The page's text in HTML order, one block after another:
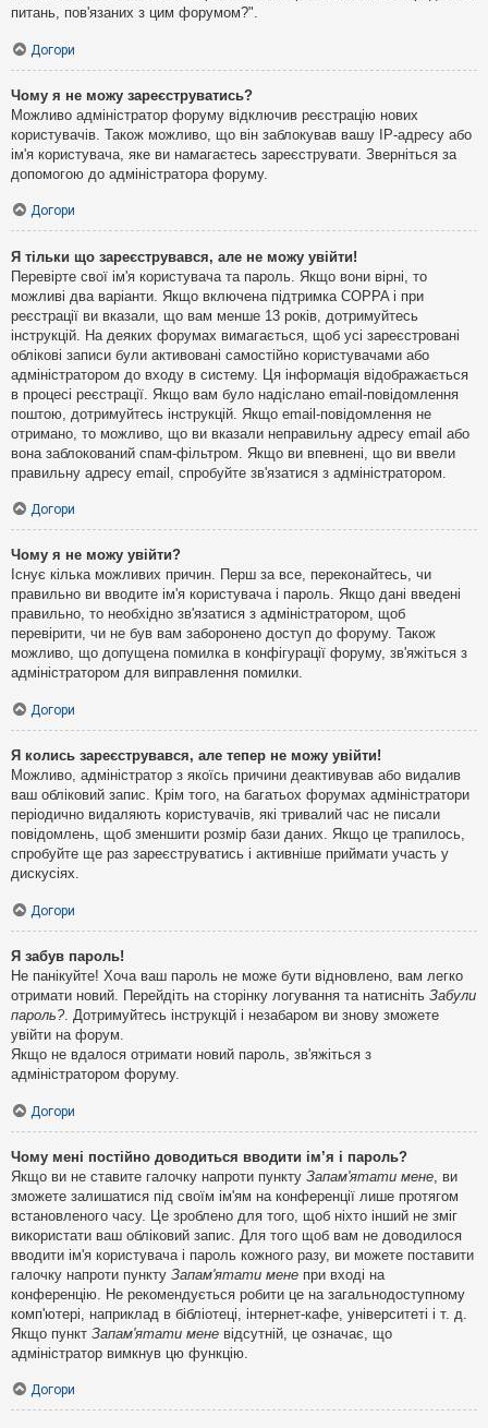
питань, пов'язаних з цим форумом?".
Догори
Чому я не можу зареєструватись?
Можливо адміністратор форуму відключив реєстрацію нових
користувачів. Також можливо, що він заблокував вашу IP-адресу або
ім'я користувача, яке ви намагаєтесь зареєструвати. Зверніться за
допомогою до адміністратора форуму.
Догори
Я тільки що зареєструвався, але не можу увійти!
Перевірте свої ім'я користувача та пароль. Якщо вони вірні, то
можливі два варіанти. Якщо включена підтримка COPPA і при
реєстрації ви вказали, що вам менше 13 років, дотримуйтесь
інструкцій. На деяких форумах вимагається, щоб усі зареєстровані
облікові записи були активовані самостійно користувачами або
адміністратором до входу в систему. Ця інформація відображається
в процесі реєстрації. Якщо вам було надіслано email-повідомлення
поштою, дотримуйтесь інструкцій. Якщо email-повідомлення не
отримано, то можливо, що ви вказали неправильну адресу email або
вона заблокований спам-фільтром. Якщо ви впевнені, що ви ввели
правильну адресу email, спробуйте зв'язатися з адміністратором.
Догори
Чому я не можу увійти?
Існує кілька можливих причин. Перш за все, переконайтесь, чи
правильно ви вводите ім'я користувача і пароль. Якщо дані введені
правильно, то необхідно зв'язатися з адміністратором, щоб
перевірити, чи не був вам заборонено доступ до форуму. Також
можливо, що допущена помилка в конфігурації форуму, зв'яжіться з
адміністратором для виправлення помилки.
Догори
Я колись зареєструвався, але тепер не можу увійти!
Можливо, адміністратор з якоїсь причини деактивував або видалив
ваш обліковий запис. Крім того, на багатьох форумах адміністратори
періодично видаляють користувачів, які тривалий час не писали
повідомлень, щоб зменшити розмір бази даних. Якщо це трапилось,
спробуйте ще раз зареєструватись і активніше приймати участь у
дискусіях.
Догори
Я забув пароль!
Не панікуйте! Хоча ваш пароль не може бути відновлено, вам легко
отримати новий. Перейдіть на сторінку логування та натисніть Забули
пароль?. Дотримуйтесь інструкцій і незабаром ви знову зможете
увійти на форум.
Якщо не вдалося отримати новий пароль, зв'яжіться з
адміністратором форуму.
Догори
Чому мені постійно доводиться вводити ім’я і пароль?
Якщо ви не ставите галочку напроти пункту Запам'ятати мене , ви
зможете залишатися під своїм ім'ям на конференції лише протягом
встановленого часу. Це зроблено для того, щоб ніхто інший не зміг
використати ваш обліковий запис. Для того щоб вам не доводилося
вводити ім'я користувача і пароль кожного разу, ви можете поставити
галочку напроти пункту Запам'ятати мене при вході на
конференцію. Не рекомендується робити це на загальнодоступному
комп'ютері, наприклад в бібліотеці, інтернет-кафе, університеті і т. д.
Якщо пункт Запам'ятати мене відсутній, це означає, що
адміністратор вимкнув цю функцію.
Догори